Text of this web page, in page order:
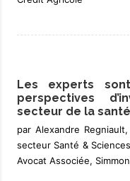
Les experts
perspectives
secteur de la
par Alexandre
secteur Santé &
Avocat Associée,